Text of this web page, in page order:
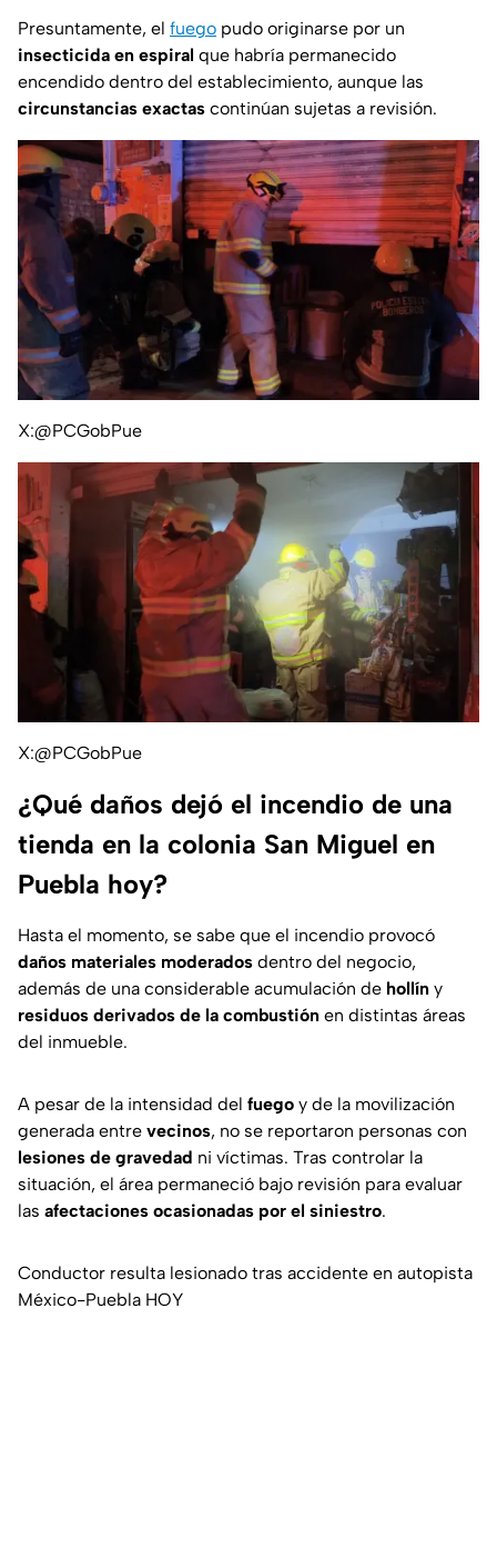
Presuntamente, el fuego pudo originarse por un
insecticida en espiral que habría permanecido
encendido dentro del establecimiento, aunque las
circunstancias exactas continúan sujetas a revisión.
X:@PCGobPue
X:@PCGobPue
¿Qué daños dejó el incendio de una
tienda en la colonia San Miguel en
Puebla hoy?
Hasta el momento, se sabe que el incendio provocó
daños materiales moderados dentro del negocio,
además de una considerable acumulación de hollín y
residuos derivados de la combustión en distintas áreas
del inmueble.
A pesar de la intensidad del fuego y de la movilización
generada entre vecinos, no se reportaron personas con
lesiones de gravedad ni víctimas. Tras controlar la
situación, el área permaneció bajo revisión para evaluar
las afectaciones ocasionadas por el siniestro.
Conductor resulta lesionado tras accidente en autopista
México-Puebla HOY